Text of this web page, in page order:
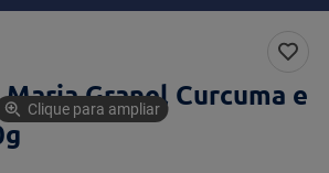
Granel Curcuma e
Clique para ampliar